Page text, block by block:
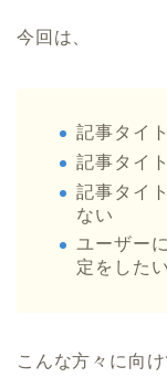
今回は、
記事タイ
記事タイ
記事タイ
ない
ユーザー
定をしたい
こんな方々に向